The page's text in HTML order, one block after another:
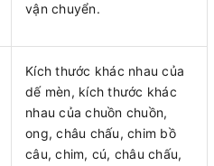
vận chuyển.
Kích thước khác nhau của
dế mèn, kích thước khác
nhau của chuồn chuồn,
ong, châu chấu, chim bồ
câu, chim, cú, châu chấu,